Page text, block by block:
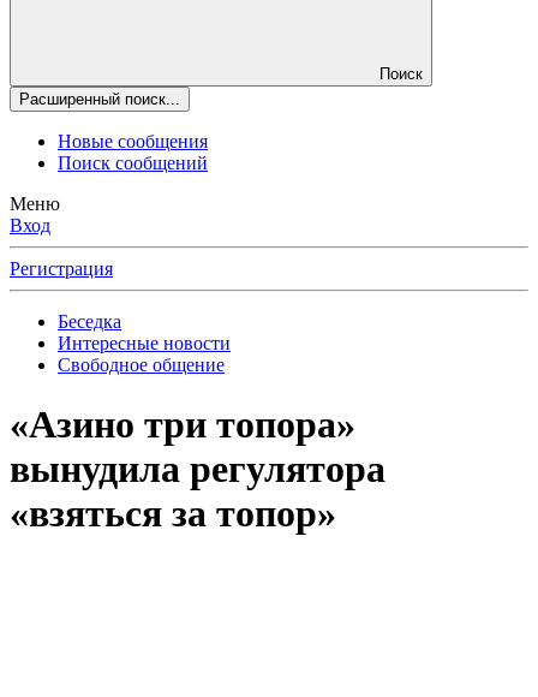
Поиск
Расширенный поиск...
Новые сообщения
Поиск сообщений
Меню
Вход
Регистрация
Беседка
Интересные новости
Свободное общение
«Азино три топора»
вынудила регулятора
«взяться за топор»